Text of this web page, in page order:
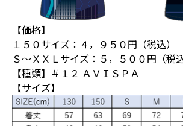
【価格】
１５０サイズ：４，９５０円（税込）
Ｓ～ＸＸＬサイズ：５，５００円（税込
【種類】＃１２ ＡＶＩＳＰＡ
【サイズ】